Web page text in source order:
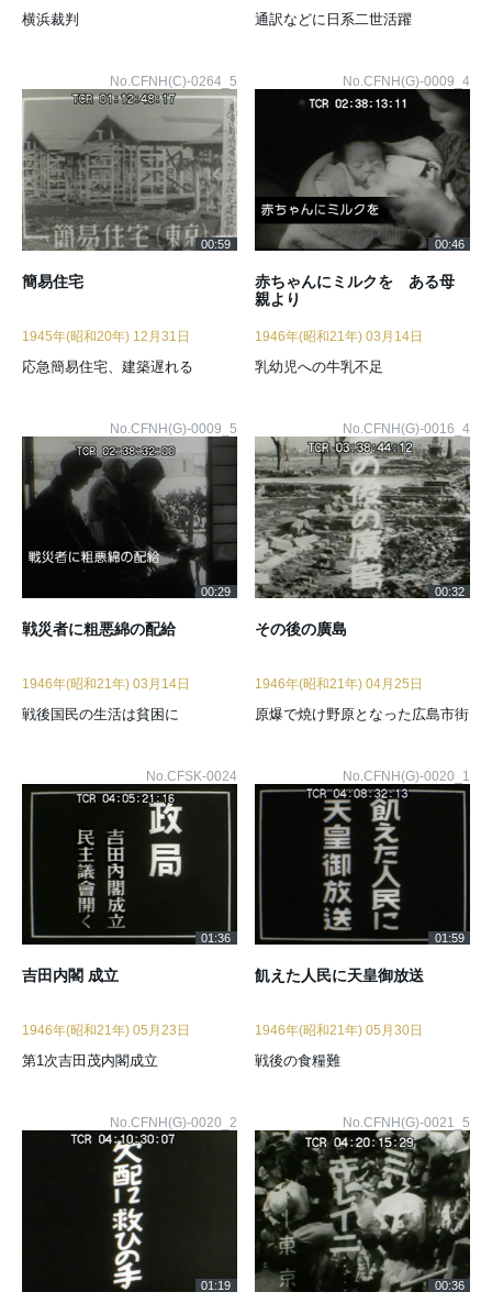
横浜裁判 通訳などに日系二世活躍
No.CFNH(C)-0264_5
00:59
簡易住宅
1945年(昭和20年) 12月31日
応急簡易住宅、建築遅れる
No.CFNH(G)-0009_4
00:46
赤ちゃんにミルクを ある母
親より
1946年(昭和21年) 03月14日
乳幼児への牛乳不足
No.CFNH(G)-0009_5
00:29
戦災者に粗悪綿の配給
1946年(昭和21年) 03月14日
戦後国民の生活は貧困に
No.CFNH(G)-0016_4
00:32
その後の廣島
1946年(昭和21年) 04月25日
原爆で焼け野原となった広島市街
No.CFSK-0024
01:36
吉田内閣 成立
1946年(昭和21年) 05月23日
第1次吉田茂内閣成立
No.CFNH(G)-0020_1
01:59
飢えた人民に天皇御放送
1946年(昭和21年) 05月30日
戦後の食糧難
No.CFNH(G)-0020_2
01:19
No.CFNH(G)-0021_5
00:36